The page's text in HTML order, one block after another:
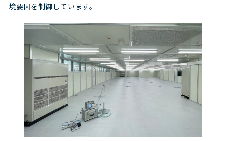
境要因を制御しています。